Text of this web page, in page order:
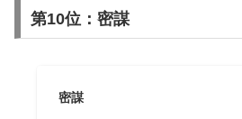
第10位：密謀
密謀